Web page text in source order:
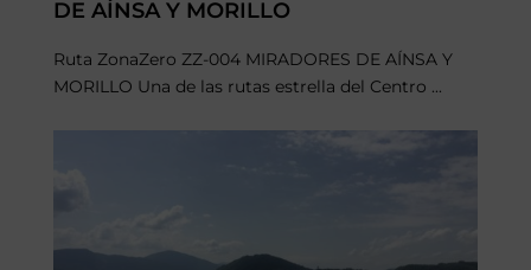
DE AÍNSA Y MORILLO
Ruta ZonaZero ZZ-004 MIRADORES DE AÍNSA Y
MORILLO Una de las rutas estrella del Centro ...